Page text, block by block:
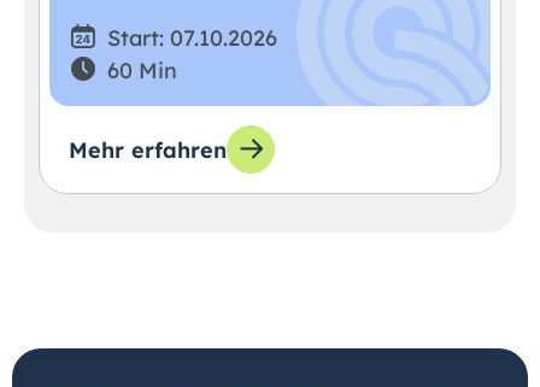
Start: 07.10.2026
60 Min
Mehr erfahren